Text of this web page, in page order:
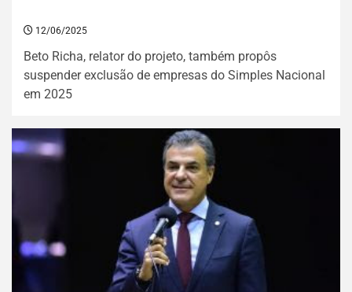
12/06/2025
Beto Richa, relator do projeto, também propôs
suspender exclusão de empresas do Simples Nacional
em 2025